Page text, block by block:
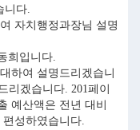
니다.
자치행정과장님 설명
희입니다.
하여 설명드리겠습니
리겠습니다. 201페이
예산액은 전년 대비
편성하였습니다.